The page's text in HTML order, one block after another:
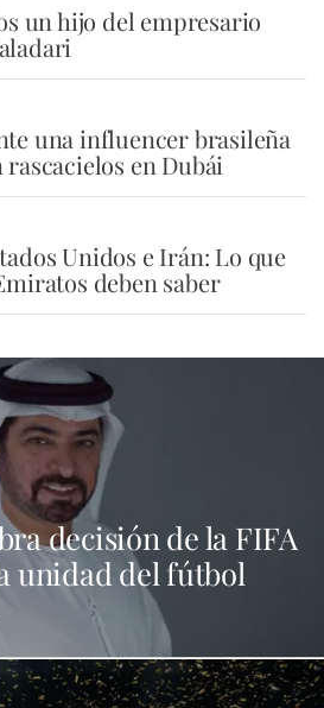
un hijo del empresario
una influencer brasileña
en Dubái
Unidos e Irán: Lo que
deben saber
decisión de la FIFA
unidad del fútbol